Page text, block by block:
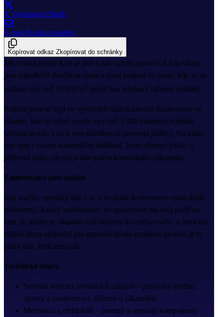
X Tweetnout článek
E-mail Poslat e-mailem
Kopírovat odkaz Zkopírovat do schránky
Jak vzniká jeřáb? Kde se jich u nás vyrobí nejvíce? A kde všude
jsou zapotřebí? Pojďte se spolu s námi podívat na místo, kde se na
rozloze více než 15 000 m2 právě tato zdvihací zařízení vyrábějí.
Podívat jsme se byli ve výrobních halách závodu Konecranes ve
Slaném, kde se ročně vyrobí více než 1 000 mostových jeřábů
(zhruba stovka z nich jsou sifistikovné procesní jeřáby). Na místo,
kde mají i vlastní konstrukční oddělení, které připraví jeřáby a
jeřábové dráhy přesně podle potřeb konkrétního zákazníka.
Zaměstnanci jsou základ
Sílu značky vytvářejí lidé a to si ve firmě Konecranes velmi dobře
uvědomují. Každý zaměstnanec ve společnosti má svůj podíl na
tom, že jeřáby ze Slaného míří doslova do celého světa. A jestli má
nějaká firma uplatnění pro opravdu široké spektrum profesí, je to
právě tato. Patří mezi ně:
Technické obory
Servisní technici zdvihacích zařízení – provádějí údržbu,
opravy a modernizace zařízení u zákazníků.
Mechanici a elektrikáři – montují a servisují komponenty